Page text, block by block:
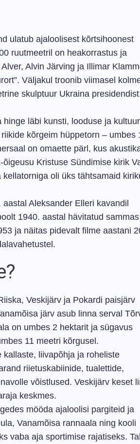
ulatub ajaloolisest kõrtsihoonest
ruutmeetril on heakorrastus ja
Alvin Järving ja Illimar
Väljakul troonib viimasel
skulptuur Ukraina presidendist
läbi kunsti, looduse ja
kõrgeim hüppetorn – umbes
on omaette pärl, kus
Kristuse Sündimise kirik
oli üks tähtsamaid
Aleksander Elleri kavandil
1940. aastal hävitatud sammas
ja näitas pidevalt filme aastani
Veskijärv ja Pokardi paisjärv
järv asub linna serval
on umbes 2 hektarit ja sügavus
11 meetri kõrgusel.
liivapõhja ja roheliste
riietuskabiinide, tualettide,
võistlused. Veskijärv keset
keskmes.
mööda ajaloolisi pargiteid ja
Vanamõisa rannaala ning kooli
vaba aja sportimise rajatiseks.